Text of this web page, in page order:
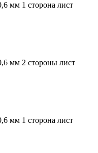
мм 1 сторона лист
мм 2 стороны лист
мм 1 сторона лист